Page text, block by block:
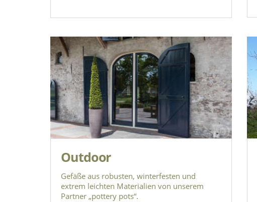
Outdoor
Gefäße aus robusten, winterfesten und
extrem leichten Materialien von unserem
Partner „pottery pots“.